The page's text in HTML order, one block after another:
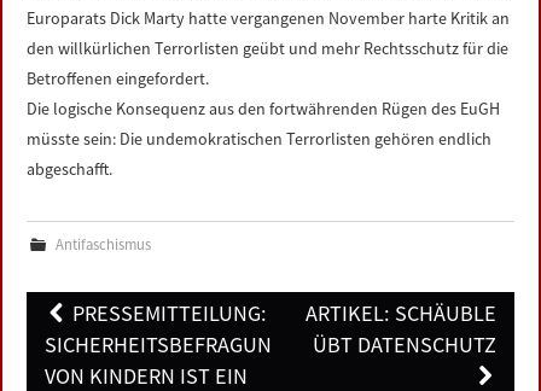
Europarats Dick Marty hatte vergangenen November harte Kritik an
den willkürlichen Terrorlisten geübt und mehr Rechtsschutz für die
Betroffenen eingefordert.
Die logische Konsequenz aus den fortwährenden Rügen des EuGH
müsste sein: Die undemokratischen Terrorlisten gehören endlich
abgeschafft.
Antifaschismus
Post
navigation
PRESSEMITTEILUNG:
SICHERHEITSBEFRAGUNG
VON KINDERN IST EIN
ARTIKEL: SCHÄUBLE
ÜBT DATENSCHUTZ